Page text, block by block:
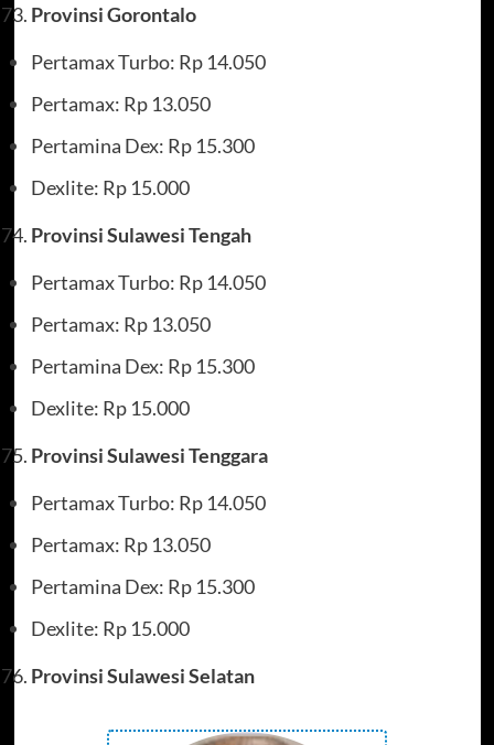
Provinsi Gorontalo
Pertamax Turbo: Rp 14.050
Pertamax: Rp 13.050
Pertamina Dex: Rp 15.300
Dexlite: Rp 15.000
Provinsi Sulawesi Tengah
Pertamax Turbo: Rp 14.050
Pertamax: Rp 13.050
Pertamina Dex: Rp 15.300
Dexlite: Rp 15.000
Provinsi Sulawesi Tenggara
Pertamax Turbo: Rp 14.050
Pertamax: Rp 13.050
Pertamina Dex: Rp 15.300
Dexlite: Rp 15.000
Provinsi Sulawesi Selatan